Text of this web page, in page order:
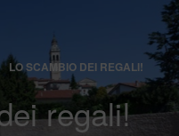
LO SCAMBIO DEI REGALI!
regali!